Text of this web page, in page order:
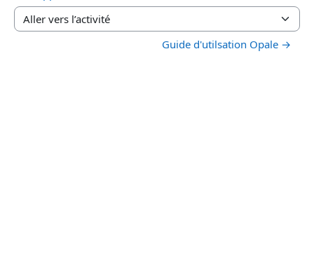
Aller vers l’activité
Guide d'utilsation Opale →